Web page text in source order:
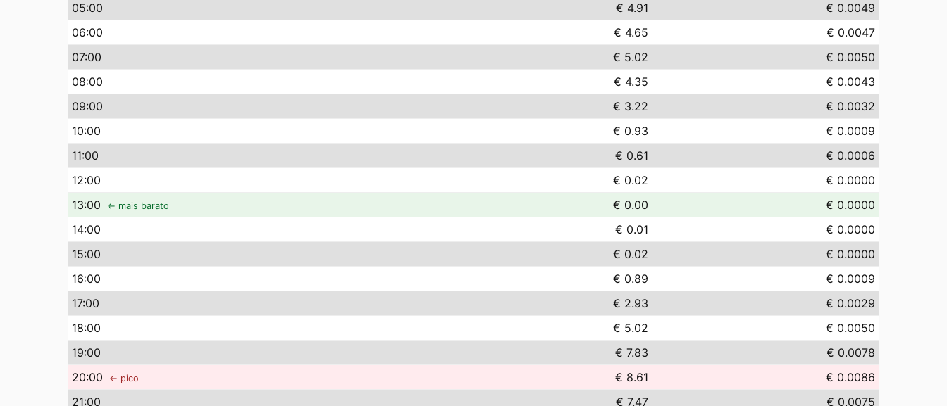
05:00 € 4.91
€ 0.0049
06:00 € 4.65
€ 0.0047
07:00 € 5.02
€ 0.0050
08:00 € 4.35
€ 0.0043
09:00 € 3.22
€ 0.0032
10:00 € 0.93
€ 0.0009
11:00 € 0.61
€ 0.0006
12:00 € 0.02
€ 0.0000
13:00 ← mais barato € 0.00
€ 0.0000
14:00 € 0.01
€ 0.0000
15:00 € 0.02
€ 0.0000
16:00 € 0.89
€ 0.0009
17:00 € 2.93
€ 0.0029
18:00 € 5.02
€ 0.0050
19:00 € 7.83
€ 0.0078
20:00 ← pico € 8.61
€ 0.0086
21:00 € 7.47
€ 0.0075